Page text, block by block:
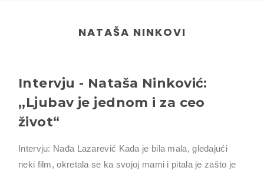
NATAŠA NINKOVI
Intervju - Nataša Ninković:
,,Ljubav je jednom i za ceo
život“
Intervju: Nađa Lazarević Kada je bila mala, gledajući
neki film, okretala se ka svojoj mami i pitala je zašto je